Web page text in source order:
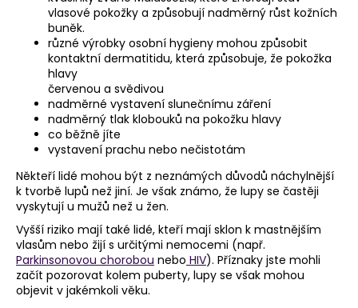
vlasové pokožky a způsobují nadměrný růst kožních
buněk.
různé výrobky osobní hygieny mohou způsobit
kontaktní dermatitidu, která způsobuje, že pokožka
hlavy
červenou a svědivou
nadměrné vystavení slunečnímu záření
nadměrný tlak klobouků na pokožku hlavy
co běžně jíte
vystavení prachu nebo nečistotám
Někteří lidé mohou být z neznámých důvodů náchylnější
k tvorbě lupů než jiní. Je však známo, že lupy se častěji
vyskytují u mužů než u žen.
Vyšší riziko mají také lidé, kteří mají sklon k mastnějším
vlasům nebo žijí s určitými nemocemi (např.
Parkinsonovou chorobou nebo HIV). Příznaky jste mohli
začít pozorovat kolem puberty, lupy se však mohou
objevit v jakémkoli věku.